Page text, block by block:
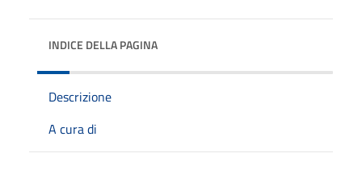
INDICE DELLA PAGINA
Descrizione
A cura di